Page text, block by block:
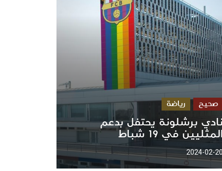
صحيح رياضة
نادي برشلونة يحتفل بدعم
المثليين في 19 شباط
2024-02-